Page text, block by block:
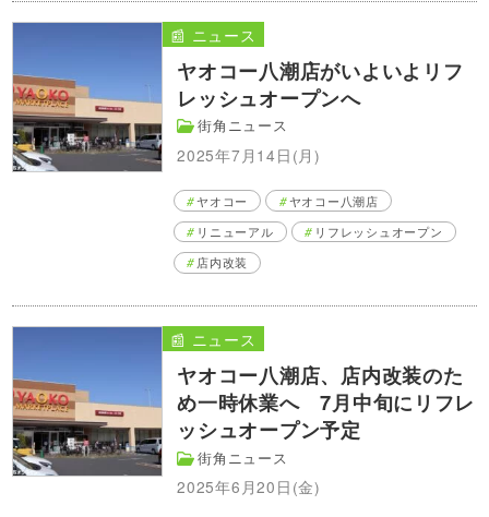
ヤオコー八潮店がいよいよリフ
レッシュオープンへ
街角ニュース
2025年7月14日(月)
📰 ニュース
ヤオコー
ヤオコー八潮店
リニューアル
リフレッシュオープン
店内改装
ヤオコー八潮店、店内改装のた
め一時休業へ 7月中旬にリフレ
ッシュオープン予定
街角ニュース
2025年6月20日(金)
📰 ニュース